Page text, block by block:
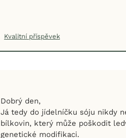
Kvalitní příspěvek
Dobrý den,
Já tedy do jídelníčku sóju nikdy
bílkovin, který může poškodit
genetické modifikaci.